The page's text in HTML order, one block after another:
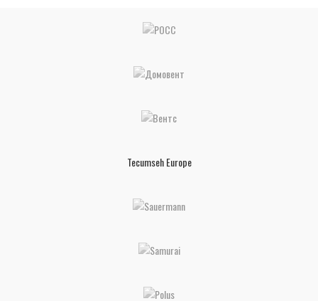
Tecumseh Europe